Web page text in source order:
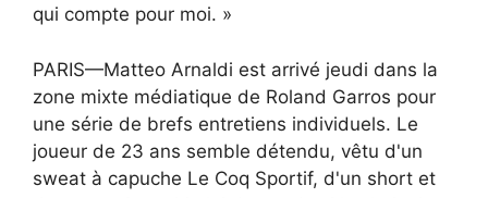
qui compte pour moi. »
PARIS—Matteo Arnaldi est arrivé jeudi dans la
zone mixte médiatique de Roland Garros pour
une série de brefs entretiens individuels. Le
joueur de 23 ans semble détendu, vêtu d'un
sweat à capuche Le Coq Sportif, d'un short et